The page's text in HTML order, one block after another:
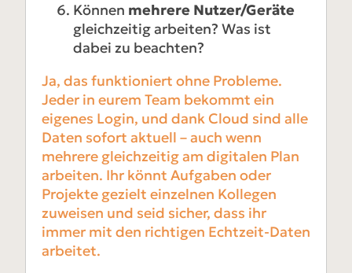
Können mehrere Nutzer/Geräte
gleichzeitig arbeiten? Was ist
dabei zu beachten?
Ja, das funktioniert ohne Probleme.
Jeder in eurem Team bekommt ein
eigenes Login, und dank Cloud sind alle
Daten sofort aktuell – auch wenn
mehrere gleichzeitig am digitalen Plan
arbeiten. Ihr könnt Aufgaben oder
Projekte gezielt einzelnen Kollegen
zuweisen und seid sicher, dass ihr
immer mit den richtigen Echtzeit-Daten
arbeitet.